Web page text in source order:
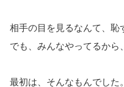
相手の目を見るなんて、恥
でも、みんなやってるから
最初は、そんなもんでした